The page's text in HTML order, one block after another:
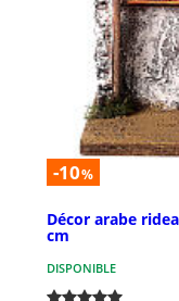
-10%
Décor arabe
cm
DISPONIBLE